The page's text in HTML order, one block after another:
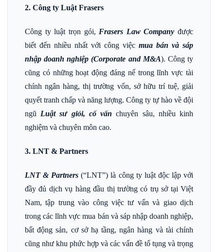
2. Công ty Luật Frasers
Công ty luật trọn gói, Frasers Law Company được
biết đến nhiều nhất với công việc mua bán và sáp
nhập doanh nghiệp (Corporate and M&A). Công ty
cũng có những hoạt động đáng nể trong lĩnh vực tài
chính ngân hàng, thị trường vốn, sở hữu trí tuệ, giải
quyết tranh chấp và năng lượng. Công ty tự hào về đội
ngũ Luật sư giỏi, cố vấn chuyên sâu, nhiều kinh
nghiệm và chuyên môn cao.
3. LNT & Partners
LNT & Partners (“LNT”) là công ty luật độc lập với
đầy đủ dịch vụ hàng đầu thị trường có trụ sở tại Việt
Nam, tập trung vào công việc tư vấn và giao dịch
trong các lĩnh vực mua bán và sáp nhập doanh nghiệp,
bất động sản, cơ sở hạ tầng, ngân hàng và tài chính
cũng như khu phức hợp và các vấn đề tố tụng và trọng